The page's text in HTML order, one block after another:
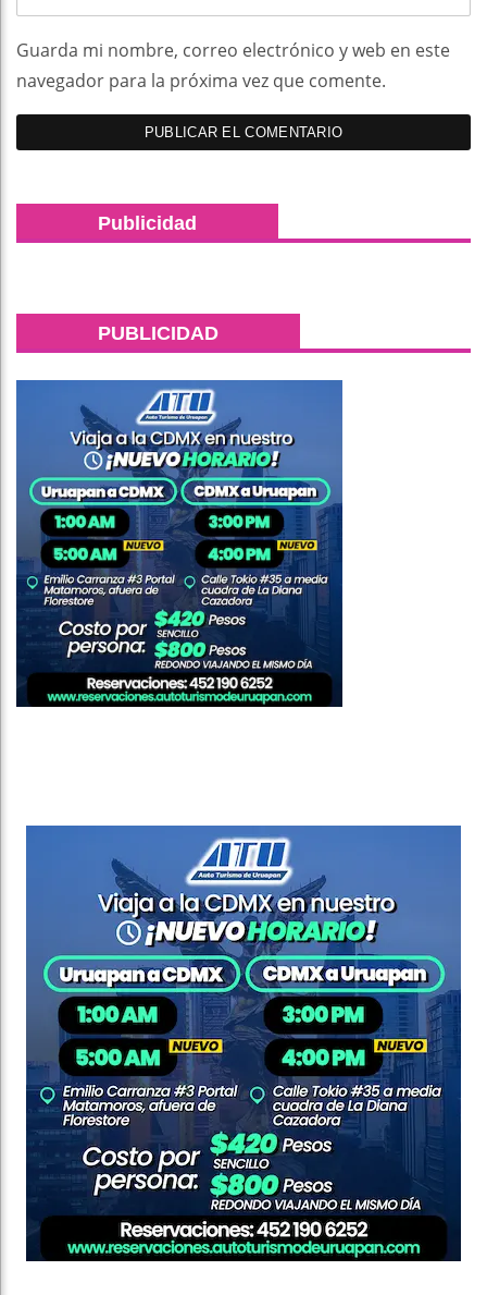
Guarda mi nombre, correo electrónico y web en este
navegador para la próxima vez que comente.
Publicidad
PUBLICIDAD